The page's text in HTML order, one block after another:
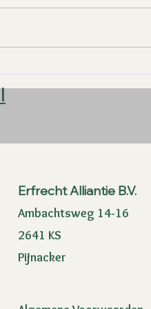
Belangrijke
Erfrecht Alliantie B.V.
Ambachtsweg 14-16
2641 KS
Pijnacker